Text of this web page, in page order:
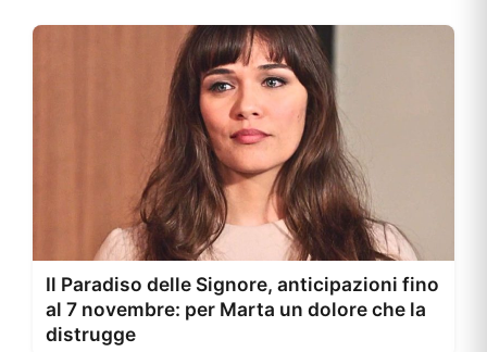
Il Paradiso delle Signore, anticipazioni fino
al 7 novembre: per Marta un dolore che la
distrugge